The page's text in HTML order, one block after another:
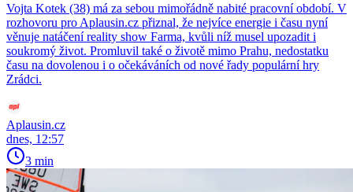
Vojta Kotek (38) má za sebou mimořádně nabité pracovní období. V
rozhovoru pro Aplausin.cz přiznal, že nejvíce energie i času nyní
věnuje natáčení reality show Farma, kvůli níž musel upozadit i
soukromý život. Promluvil také o životě mimo Prahu, nedostatku
času na dovolenou i o očekáváních od nové řady populární hry
Zrádci.
Aplausin.cz
dnes, 12:57
3 min